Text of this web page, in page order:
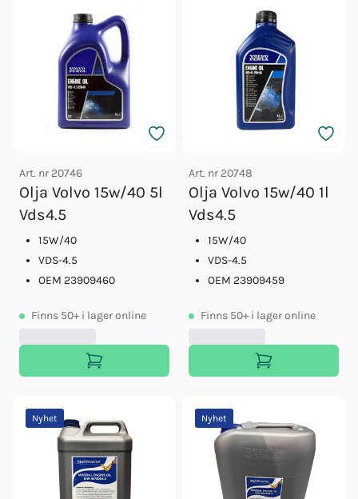
Art. nr 20746
Olja Volvo 15w/40 5l
Vds4.5
15W/40
VDS-4.5
OEM 23909460
Finns 50+ i lager online
Art. nr 20748
Olja Volvo 15w/40 1l
Vds4.5
15W/40
VDS-4.5
OEM 23909459
Finns 50+ i lager online
Nyhet Nyhet